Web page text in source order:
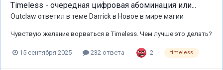
Timeless - очередная цифровая абоминация или...
Outclaw ответил в теме Darrickв Новое в мире магии
Чувствую желание ворваться в Timeless. Чем лучше это делать?
15 сентября 2025 232 ответа 2 timeless